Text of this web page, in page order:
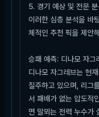
5. 경기 예상 및 전문
이러한 심층 분석을 바
체적인 추천 픽을 제안
승패 예측: 디나모 자그
디나모 자그레브는 현
질주하고 있으며, 리그
서 패배가 없는 압도적
면 말뫼는 전력 누수가